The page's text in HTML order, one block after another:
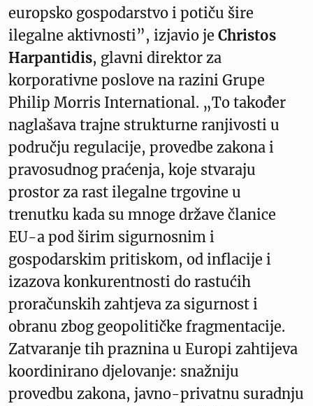
europsko gospodarstvo i potiču šire
ilegalne aktivnosti”, izjavio je Christos
Harpantidis, glavni direktor za
korporativne poslove na razini Grupe
Philip Morris International. „To također
naglašava trajne strukturne ranjivosti u
području regulacije, provedbe zakona i
pravosudnog praćenja, koje stvaraju
prostor za rast ilegalne trgovine u
trenutku kada su mnoge države članice
EU-a pod širim sigurnosnim i
gospodarskim pritiskom, od inflacije i
izazova konkurentnosti do rastućih
proračunskih zahtjeva za sigurnost i
obranu zbog geopolitičke fragmentacije.
Zatvaranje tih praznina u Europi zahtijeva
koordinirano djelovanje: snažniju
provedbu zakona, javno-privatnu suradnju